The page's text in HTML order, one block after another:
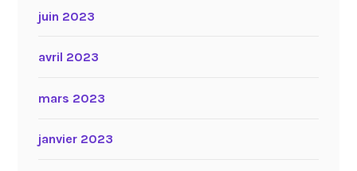
juin 2023
avril 2023
mars 2023
janvier 2023